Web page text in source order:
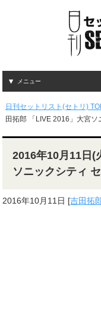
メニュー
日刊セットリスト(セトリ)
田拓郎 「LIVE 2016」大宮ソ
2016年10月11日(
ソニックシティ
2016年10月11日 [吉田拓